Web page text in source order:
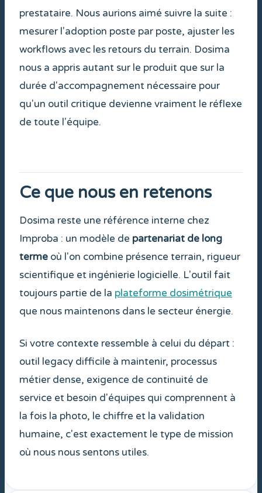
prestataire. Nous aurions aimé suivre la suite :
mesurer l'adoption poste par poste, ajuster les
workflows avec les retours du terrain. Dosima
nous a appris autant sur le produit que sur la
durée d'accompagnement nécessaire pour
qu'un outil critique devienne vraiment le réflexe
de toute l'équipe.
Ce que nous en retenons
Dosima reste une référence interne chez
Improba : un modèle de partenariat de long
terme où l'on combine présence terrain, rigueur
scientifique et ingénierie logicielle. L'outil fait
toujours partie de la plateforme dosimétrique
que nous maintenons dans le secteur énergie.
Si votre contexte ressemble à celui du départ :
outil legacy difficile à maintenir, processus
métier dense, exigence de continuité de
service et besoin d'équipes qui comprennent à
la fois la photo, le chiffre et la validation
humaine, c'est exactement le type de mission
où nous nous sentons utiles.